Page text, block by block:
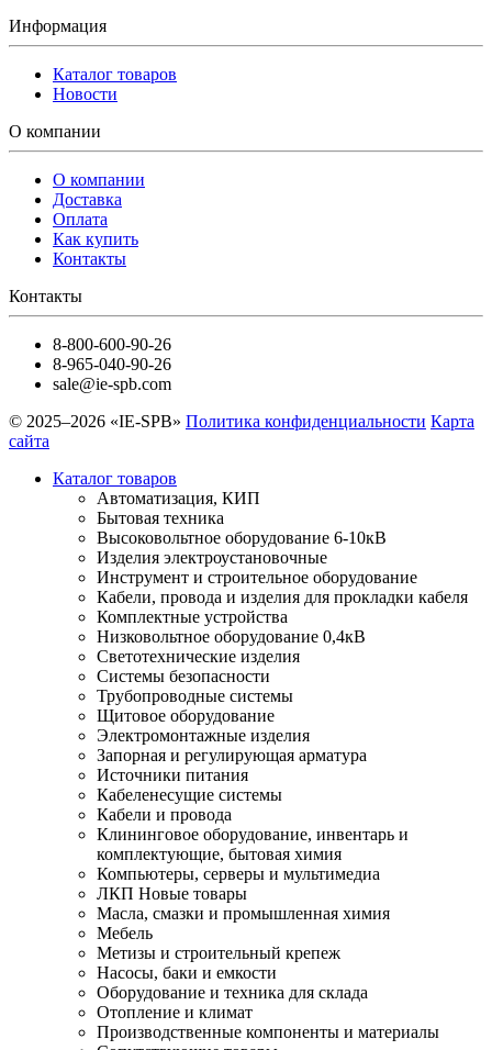
Информация
Каталог товаров
Новости
О компании
О компании
Доставка
Оплата
Как купить
Контакты
Контакты
8-800-600-90-26
8-965-040-90-26
sale@ie-spb.com
© 2025–2026 «IE-SPB» Политика конфиденциальности Карта
сайта
Каталог товаров
Автоматизация, КИП
Бытовая техника
Высоковольтное оборудование 6-10кВ
Изделия электроустановочные
Инструмент и строительное оборудование
Кабели, провода и изделия для прокладки кабеля
Комплектные устройства
Низковольтное оборудование 0,4кВ
Светотехнические изделия
Системы безопасности
Трубопроводные системы
Щитовое оборудование
Электромонтажные изделия
Запорная и регулирующая арматура
Источники питания
Кабеленесущие системы
Кабели и провода
Клининговое оборудование, инвентарь и
комплектующие, бытовая химия
Компьютеры, серверы и мультимедиа
ЛКП Новые товары
Масла, смазки и промышленная химия
Мебель
Метизы и строительный крепеж
Насосы, баки и емкости
Оборудование и техника для склада
Отопление и климат
Производственные компоненты и материалы